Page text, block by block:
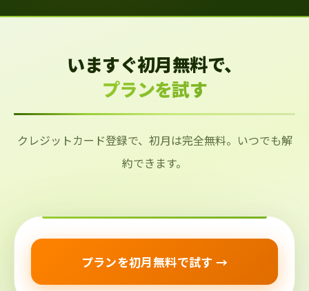
いますぐ初月無料で、
プランを試す
クレジットカード登録で、初月は完全無料。いつでも解
約できます。
プランを初月無料で試す →